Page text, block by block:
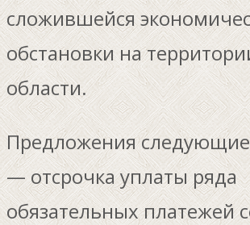
сложившейся
обстановки на
области.
Предложения
— отсрочка уплаты ряда
обязательных платежей